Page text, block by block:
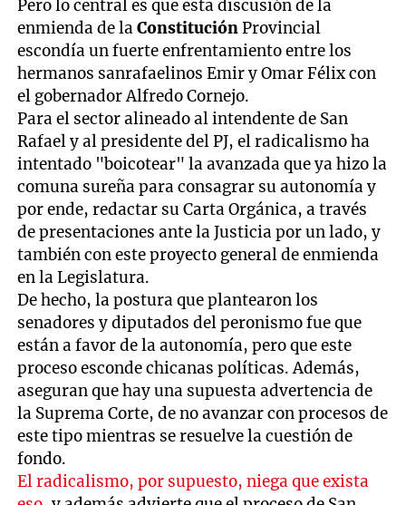
Pero lo central es que esta discusión de la
enmienda de laConstituciónProvincial
escondía un fuerte enfrentamiento entre los
hermanos sanrafaelinos Emir y Omar Félix con
el gobernador Alfredo Cornejo.
Para el sector alineado al intendente de San
Rafael y al presidente del PJ, el radicalismo ha
intentado "boicotear" la avanzada que ya hizo la
comuna sureña para consagrar su autonomía y
por ende, redactar su Carta Orgánica, a través
de presentaciones ante la Justicia por un lado, y
también con este proyecto general de enmienda
en la Legislatura.
De hecho, la postura que plantearon los
senadores y diputados del peronismo fue que
están a favor de la autonomía, pero que este
proceso esconde chicanas políticas. Además,
aseguran que hay una supuesta advertencia de
la Suprema Corte, de no avanzar con procesos de
este tipo mientras se resuelve la cuestión de
fondo.
El radicalismo, por supuesto, niega que exista